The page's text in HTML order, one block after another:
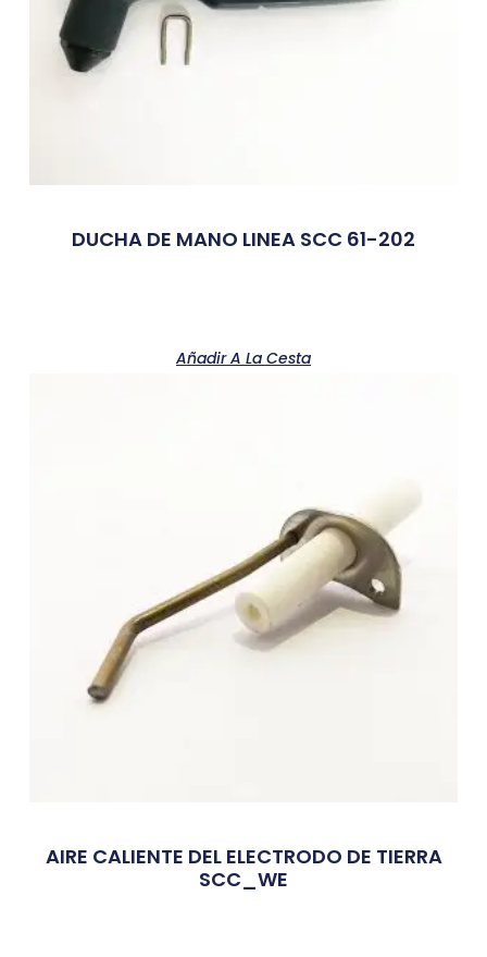
DUCHA DE MANO LINEA SCC 61-202
Añadir A La Cesta
AIRE CALIENTE DEL ELECTRODO DE TIERRA
SCC_WE